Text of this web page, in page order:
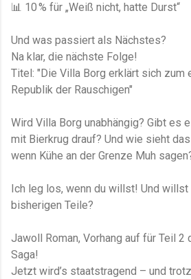
📊 10 % für „Weiß nicht, hatte Durst“
Und was passiert als Nächstes?
Na klar, die nächste Folge!
Titel: "Die Villa Borg erklärt sich zum
Republik der Rauschigen"
Wird Villa Borg unabhängig? Gibt es
mit Bierkrug drauf? Und wie sieht
wenn Kühe an der Grenze Muh
Ich leg los, wenn du willst! Und
bisherigen Teile?
Jawoll Roman, Vorhang auf für Teil 2
Saga!
Jetzt wird’s staatstragend – und